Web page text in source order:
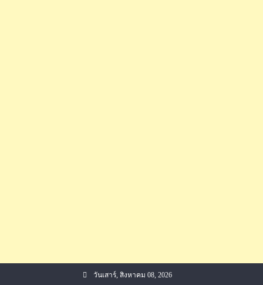
วันเสาร์, สิงหาคม 08, 2026